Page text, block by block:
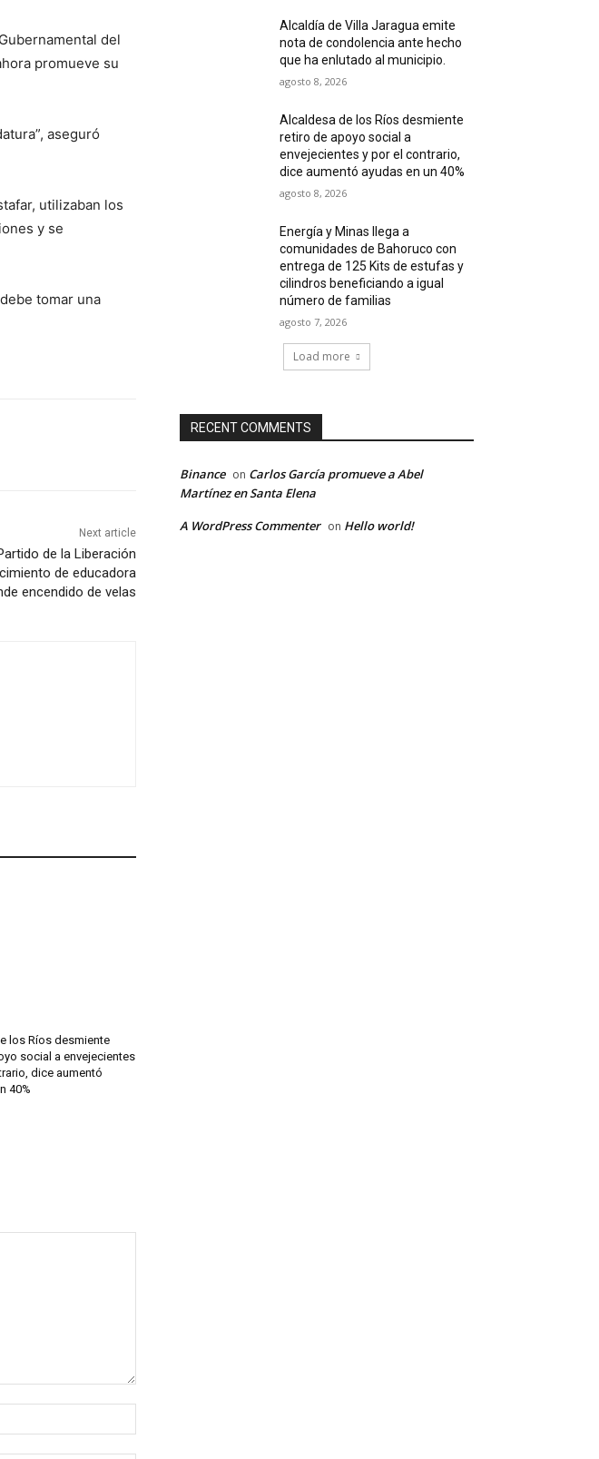
del
promueve su
aseguró
utilizaban los
y se
tomar una
Next article
de la Liberación
de educadora
encendido de velas
los Ríos desmiente
social a envejecientes
dice aumentó
40%
Alcaldía de Villa Jaragua emite
nota de condolencia ante hecho
que ha enlutado al municipio.
agosto 8, 2026
Alcaldesa de los Ríos desmiente
retiro de apoyo social a
envejecientes y por el contrario,
dice aumentó ayudas en un 40%
agosto 8, 2026
Energía y Minas llega a
comunidades de Bahoruco con
entrega de 125 Kits de estufas y
cilindros beneficiando a igual
número de familias
agosto 7, 2026
Load more
RECENT COMMENTS
Binance on Carlos García promueve a Abel
Martínez en Santa Elena
A WordPress Commenter on Hello world!